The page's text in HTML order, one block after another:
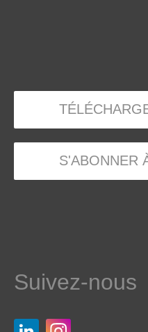
S'ABONNER
Suivez-nous